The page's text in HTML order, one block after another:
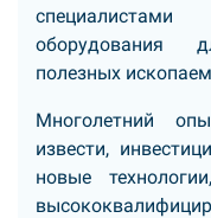
оборудования
полезных
Многолетний
извести,
новые